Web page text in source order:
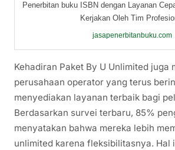
Penerbitan buku ISBN dengan Layanan
Kerjakan Oleh Tim
jasapenerbitanbuku.com
Kehadiran Paket By U Unlimited juga
perusahaan operator yang terus
menyediakan layanan terbaik bagi
Berdasarkan survei terbaru, 85%
menyatakan bahwa mereka lebih
unlimited karena fleksibilitasnya. Hal